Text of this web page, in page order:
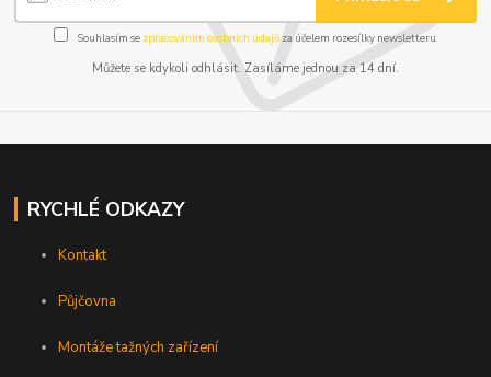
Souhlasím se zpracováním osobních údajůza účelem rozesílky newsletteru.
Můžete se kdykoli odhlásit. Zasíláme jednou za 14 dní.
RYCHLÉ ODKAZY
Kontakt
Půjčovna
Montáže tažných zařízení